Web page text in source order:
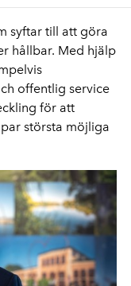
syftar till att göra
hållbar. Med hjälp
offentlig service
för att
största möjliga